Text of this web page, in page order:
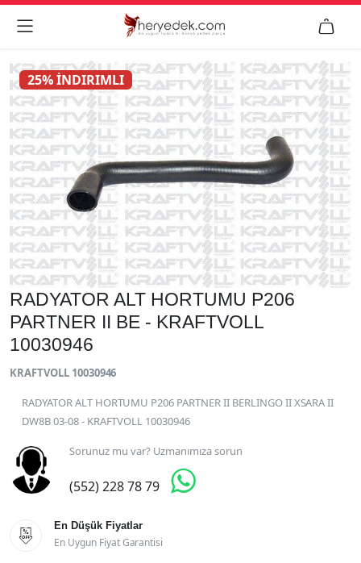
 
25% İNDIRIMLI
RADYATOR ALT HORTUMU P206
PARTNER II BE - KRAFTVOLL
10030946
KRAFTVOLL 10030946
RADYATOR ALT HORTUMU P206 PARTNER II BERLINGO II XSARA II
DW8B 03-08 - KRAFTVOLL 10030946
Sorunuz mu var? Uzmanımıza sorun
(552) 228 78 79 

En Düşük Fiyatlar
En Uygun Fiyat Garantisi